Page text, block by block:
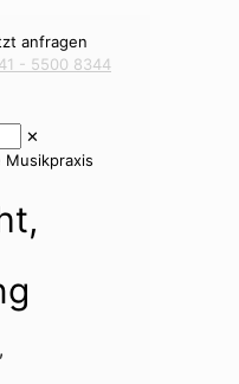
anfragen
- 5500 8344
✕